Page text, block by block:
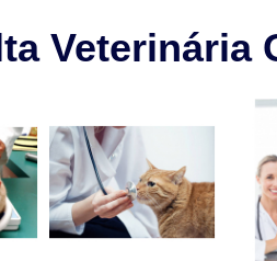
Exames para
animais
Laserterapia
Limpeza de
tártaro
Odontologia
para animais
Veterinária